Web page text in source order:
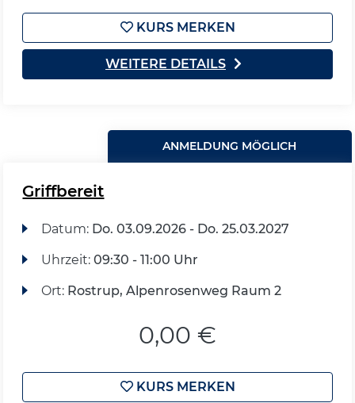
KURS MERKEN
WEITERE DETAILS
ANMELDUNG MÖGLICH
Griffbereit
Datum: Do. 03.09.2026 - Do. 25.03.2027
Uhrzeit: 09:30 - 11:00 Uhr
Ort: Rostrup, Alpenrosenweg Raum 2
0,00 €
KURS MERKEN